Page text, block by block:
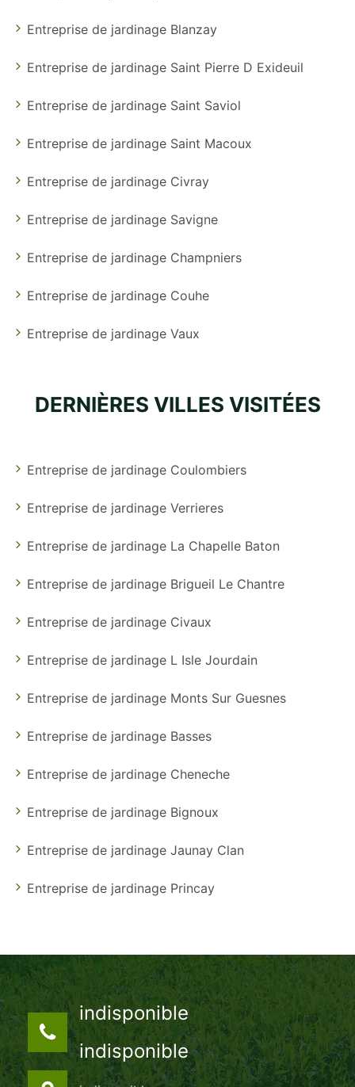
Entreprise de jardinage Blanzay
Entreprise de jardinage Saint Pierre D Exideuil
Entreprise de jardinage Saint Saviol
Entreprise de jardinage Saint Macoux
Entreprise de jardinage Civray
Entreprise de jardinage Savigne
Entreprise de jardinage Champniers
Entreprise de jardinage Couhe
Entreprise de jardinage Vaux
DERNIÈRES VILLES VISITÉES
Entreprise de jardinage Coulombiers
Entreprise de jardinage Verrieres
Entreprise de jardinage La Chapelle Baton
Entreprise de jardinage Brigueil Le Chantre
Entreprise de jardinage Civaux
Entreprise de jardinage L Isle Jourdain
Entreprise de jardinage Monts Sur Guesnes
Entreprise de jardinage Basses
Entreprise de jardinage Cheneche
Entreprise de jardinage Bignoux
Entreprise de jardinage Jaunay Clan
Entreprise de jardinage Princay
indisponible
indisponible